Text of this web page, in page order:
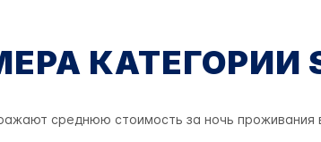
КАТЕГОРИИ
среднюю стоимость за ночь проживания